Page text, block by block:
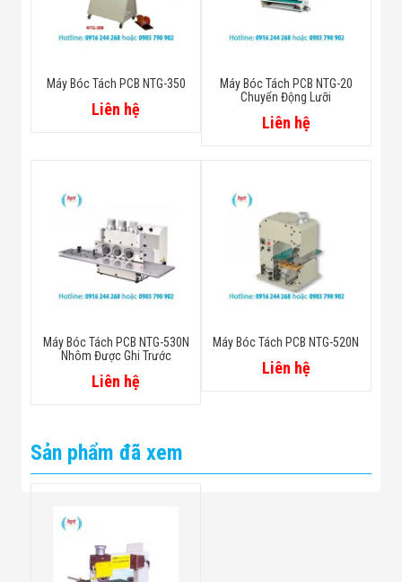
Máy Bóc Tách PCB NTG-350
Liên hệ
Máy Bóc Tách PCB NTG-20
Chuyển Động Lưỡi
Liên hệ
Máy Bóc Tách PCB NTG-530N
Nhôm Được Ghi Trước
Liên hệ
Máy Bóc Tách PCB NTG-520N
Liên hệ
Sản phẩm đã xem